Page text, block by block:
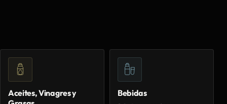
Aceites, Vinagres y
Bebidas